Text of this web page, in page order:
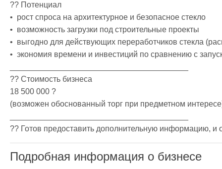
?? Потенциал
•  рост спроса на архитектурное и безопасное стекло
•  возможность загрузки под строительные проекты
•  выгодно для действующих переработчиков стекла
•  экономия времени и инвестиций по сравнению с
?? Стоимость бизнеса
18 500 000 ?
(возможен обоснованный торг при предметном
?? Готов предоставить дополнительную информацию, и
Подробная информация о бизнесе